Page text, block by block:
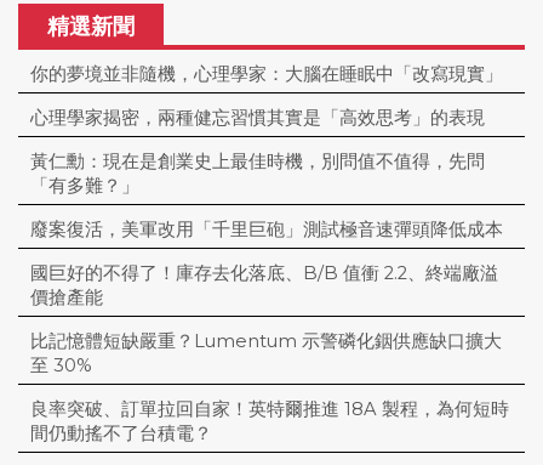
精選新聞
你的夢境並非隨機，心理學家：大腦在睡眠中「改寫現實」
心理學家揭密，兩種健忘習慣其實是「高效思考」的表現
黃仁勳：現在是創業史上最佳時機，別問值不值得，先問
「有多難？」
廢案復活，美軍改用「千里巨砲」測試極音速彈頭降低成本
國巨好的不得了！庫存去化落底、B/B 值衝 2.2、終端廠溢
價搶產能
比記憶體短缺嚴重？Lumentum 示警磷化銦供應缺口擴大
至 30%
良率突破、訂單拉回自家！英特爾推進 18A 製程，為何短時
間仍動搖不了台積電？